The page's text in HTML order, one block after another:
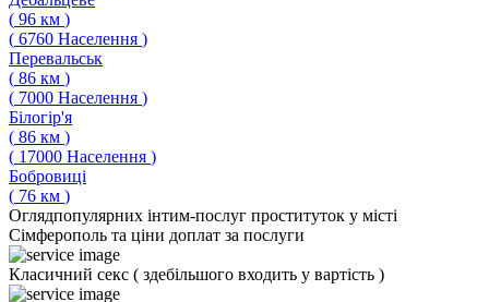
( 96 км )
( 6760 Населення )
Перевальськ
( 86 км )
( 7000 Населення )
Білогір'я
( 86 км )
( 17000 Населення )
Бобровиці
( 76 км )
Оглядпопулярних інтим-послуг проституток у місті
Сімферополь та ціни доплат за послуги
Класичний секс ( здебільшого входить у вартість )